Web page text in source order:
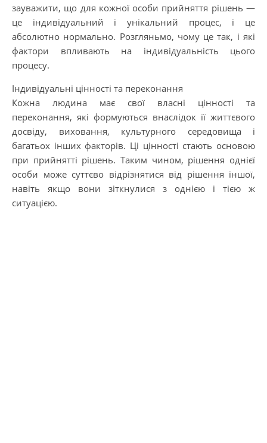
зауважити, що для кожної особи прийняття рішень —
це індивідуальний і унікальний процес, і це
абсолютно нормально. Розгляньмо, чому це так, і які
фактори впливають на індивідуальність цього
процесу.
Індивідуальні цінності та переконання
Кожна людина має свої власні цінності та
переконання, які формуються внаслідок її життєвого
досвіду, виховання, культурного середовища і
багатьох інших факторів. Ці цінності стають основою
при прийнятті рішень. Таким чином, рішення однієї
особи може суттєво відрізнятися від рішення іншої,
навіть якщо вони зіткнулися з однією і тією ж
ситуацією.